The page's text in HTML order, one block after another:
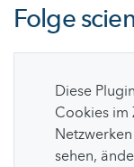
Folge
Diese
Cookies im
sehen,